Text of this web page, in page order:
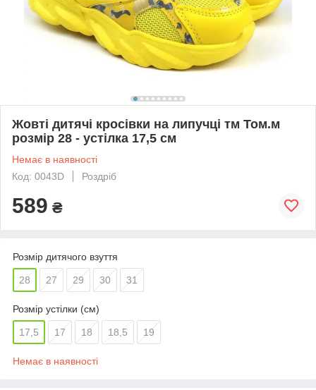
Жовті дитячі кросівки на липучці тм Том.м
розмір 28 - устілка 17,5 см
Немає в наявності
Код: 0043D
Роздріб
589 ₴
Розмір дитячого взуття
28 27 29 30 31
Розмір устілки (см)
17,5 17 18 18,5 19
Немає в наявності